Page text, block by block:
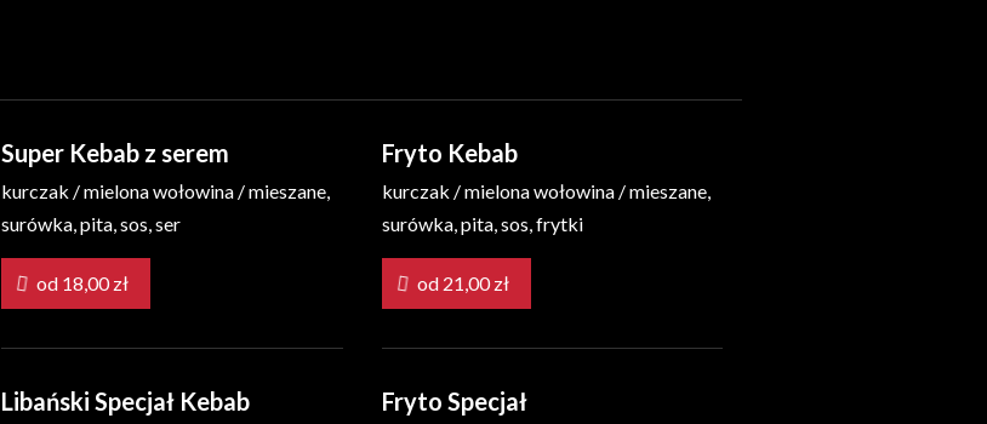
Super Kebab z serem
kurczak / mielona wołowina / mieszane,
surówka, pita, sos, ser
Fryto Kebab
kurczak / mielona wołowina / mieszane,
surówka, pita, sos, frytki
Libański Specjał Kebab Fryto Specjał